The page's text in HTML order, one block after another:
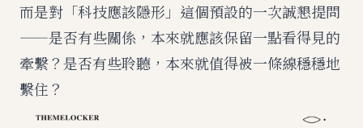
而是對「科技應該隱形」這個預設的一次誠懇提問
——是否有些關係，本來就應該保留一點看得見的
牽繫？是否有些聆聽，本來就值得被一條線穩穩地
繫住？